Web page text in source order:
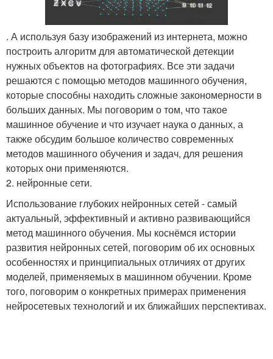
. А используя базу изображений из интернета, можно
построить алгоритм для автоматической детекции
нужных объектов на фотографиях. Все эти задачи
решаются с помощью методов машинного обучения,
которые способны находить сложные закономерности в
больших данных. Мы поговорим о том, что такое
машинное обучение и что изучает наука о данных, а
также обсудим большое количество современных
методов машинного обучения и задач, для решения
которых они применяются.
2. нейронные сети.
Использование глубоких нейронных сетей - самый
актуальный, эффективный и активно развивающийся
метод машинного обучения. Мы коснёмся истории
развития нейронных сетей, поговорим об их основных
особенностях и принципиальных отличиях от других
моделей, применяемых в машинном обучении. Кроме
того, поговорим о конкретных примерах применения
нейросетевых технологий и их ближайших перспективах.